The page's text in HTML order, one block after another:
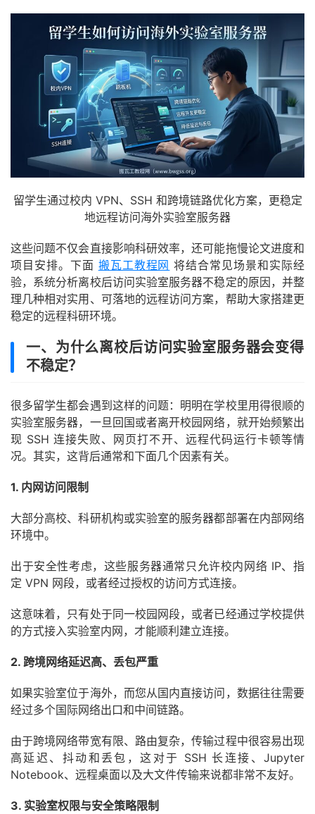
留学生通过校内 VPN、SSH 和跨境链路优化方案，更稳定
地远程访问海外实验室服务器
这些问题不仅会直接影响科研效率，还可能拖慢论文进度和
项目安排。下面 搬瓦工教程网 将结合常见场景和实际经
验，系统分析离校后访问实验室服务器不稳定的原因，并整
理几种相对实用、可落地的远程访问方案，帮助大家搭建更
稳定的远程科研环境。
一、为什么离校后访问实验室服务器会变得
不稳定？
很多留学生都会遇到这样的问题：明明在学校里用得很顺的
实验室服务器，一旦回国或者离开校园网络，就开始频繁出
现 SSH 连接失败、网页打不开、远程代码运行卡顿等情
况。其实，这背后通常和下面几个因素有关。
1. 内网访问限制
大部分高校、科研机构或实验室的服务器都部署在内部网络
环境中。
出于安全性考虑，这些服务器通常只允许校内网络 IP、指
定 VPN 网段，或者经过授权的访问方式连接。
这意味着，只有处于同一校园网段，或者已经通过学校提供
的方式接入实验室内网，才能顺利建立连接。
2. 跨境网络延迟高、丢包严重
如果实验室位于海外，而您从国内直接访问，数据往往需要
经过多个国际网络出口和中间链路。
由于跨境网络带宽有限、路由复杂，传输过程中很容易出现
高延迟、抖动和丢包，这对于 SSH 长连接、Jupyter
Notebook、远程桌面以及大文件传输来说都非常不友好。
3. 实验室权限与安全策略限制